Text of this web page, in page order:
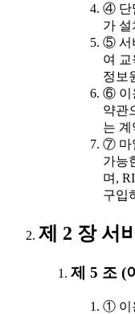
④ 단
가 설
⑤ 서
여
정보
⑥ 이
약관
는
⑦ 마
가능
며,
구입
제 2 장 서
제 5 조 (
① 이